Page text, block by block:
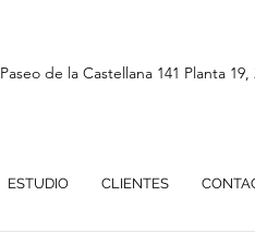
Paseo de la Castellana 141 Planta
ESTUDIO CLIENTES